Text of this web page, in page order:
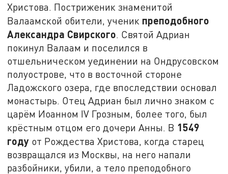
Христова. Постриженик знаменитой
Валаамской обители, ученик преподобного
Александра Свирского. Святой Адриан
покинул Валаам и поселился в
отшельническом уединении на Ондрусовском
полуострове, что в восточной стороне
Ладожского озера, где впоследствии основал
монастырь. Отец Адриан был лично знаком с
царём Иоанном IV Грозным, более того, был
крёстным отцом его дочери Анны. В 1549
году от Рождества Христова, когда старец
возвращался из Москвы, на него напали
разбойники, убили, а тело преподобного